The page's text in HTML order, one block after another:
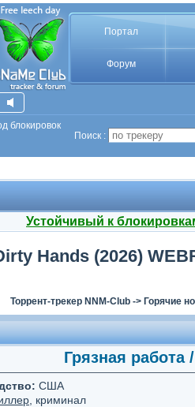
Портал
Форум
блокировок
Поиск :
Устойчивый к
Hands (2026)
Торрент-трекер NNM-Club -> Горячие
Грязная работа
США
, криминал